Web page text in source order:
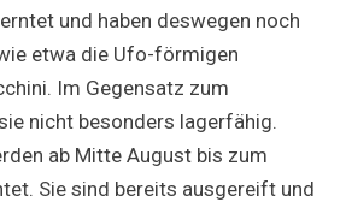
und haben deswegen noch
etwa die Ufo-förmigen
Im Gegensatz zum
nicht besonders lagerfähig.
ab Mitte August bis zum
Sie sind bereits ausgereift und